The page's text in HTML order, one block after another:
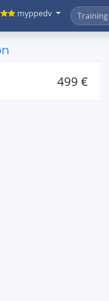
myppedv
499 €